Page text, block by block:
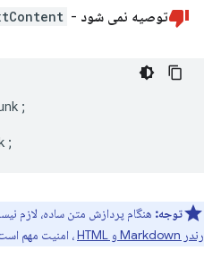
توصیه نمی شود -
;
;
توجه: هنگام پردازش متن ساده، لازم
رندر Markdown و HTML
، امنیت مهم